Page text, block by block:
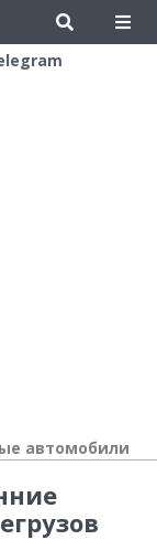
автомобили